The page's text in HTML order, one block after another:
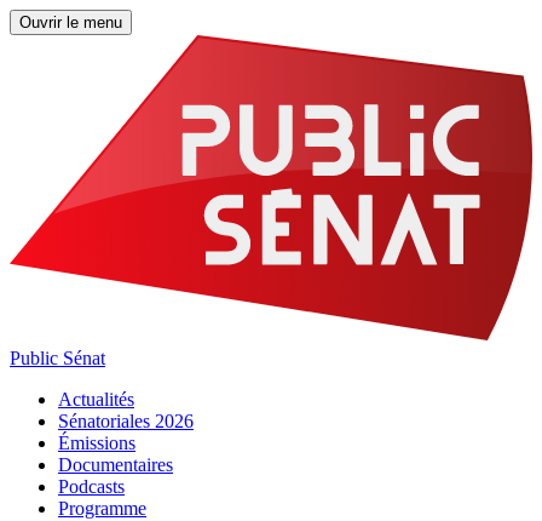
Ouvrir le menu
Public Sénat
Actualités
Sénatoriales 2026
Émissions
Documentaires
Podcasts
Programme